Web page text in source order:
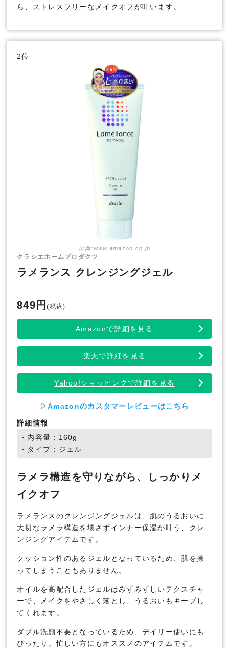
ら、ストレスフリーなメイクオフが叶います。
2位
出典:www.amazon.co.jp
クラシエホームプロダクツ
ラメランス クレンジングジェル
849円(税込)
Amazonで詳細を見る
楽天で詳細を見る
Yahoo!ショッピングで詳細を見る
▷Amazonのカスタマーレビューはこちら
詳細情報
・内容量：160g
・タイプ：ジェル
ラメラ構造を守りながら、しっかりメ
イクオフ
ラメランスのクレンジングジェルは、肌のうるおいに
大切なラメラ構造を壊さずインナー保湿が叶う、クレ
ンジングアイテムです。
クッション性のあるジェルとなっているため、肌を擦
ってしまうこともありません。
オイルを高配合したジェルはみずみずしいテクスチャ
ーで、メイクをやさしく落とし、うるおいもキープし
てくれます。
ダブル洗顔不要となっているため、デイリー使いにも
ぴったり。忙しい方にもオススメのアイテムです。